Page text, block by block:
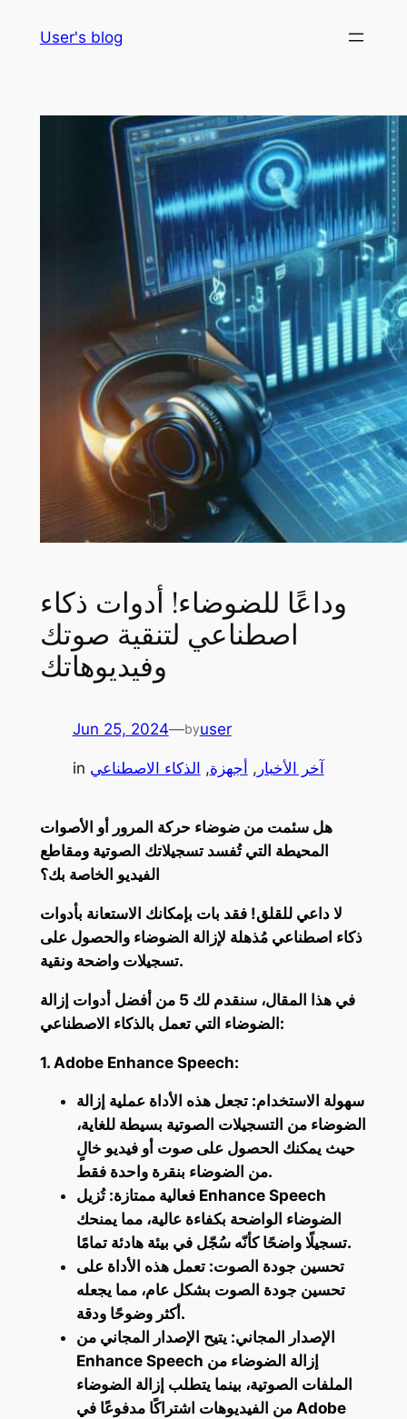
User's blog
وداعًا للضوضاء! أدوات ذكاء
اصطناعي لتنقية صوتك
وفيديوهاتك
Jun 25, 2024—byuser
in آخر الأخبار , أجهزة, الذكاء الاصطناعي
هل سئمت من ضوضاء حركة المرور أو الأصوات
المحيطة التي تُفسد تسجيلاتك الصوتية ومقاطع
الفيديو الخاصة بك؟
لا داعي للقلق! فقد بات بإمكانك الاستعانة بأدوات
ذكاء اصطناعي مُذهلة لإزالة الضوضاء والحصول على
تسجيلات واضحة ونقية.
في هذا المقال، سنقدم لك 5 من أفضل أدوات إزالة
الضوضاء التي تعمل بالذكاء الاصطناعي:
1. Adobe Enhance Speech:
سهولة الاستخدام: تجعل هذه الأداة عملية إزالة
الضوضاء من التسجيلات الصوتية بسيطة للغاية،
حيث يمكنك الحصول على صوت أو فيديو خالٍ
من الضوضاء بنقرة واحدة فقط.
فعالية ممتازة: تُزيل Enhance Speech
الضوضاء الواضحة بكفاءة عالية، مما يمنحك
تسجيلًا واضحًا كأنّه سُجّل في بيئة هادئة تمامًا.
تحسين جودة الصوت: تعمل هذه الأداة على
تحسين جودة الصوت بشكل عام، مما يجعله
أكثر وضوحًا ودقة.
الإصدار المجاني: يتيح الإصدار المجاني من
Enhance Speech إزالة الضوضاء من
الملفات الصوتية، بينما يتطلب إزالة الضوضاء
من الفيديوهات اشتراكًا مدفوعًا في Adobe